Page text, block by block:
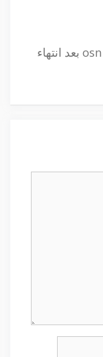
هل أستطيع الاستفادة من رسيفر osn بعد انتهاء